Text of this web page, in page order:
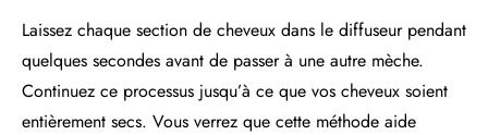
Laissez chaque section de cheveux dans le diffuseur pendant
quelques secondes avant de passer à une autre mèche.
Continuez ce processus jusqu’à ce que vos cheveux soient
entièrement secs. Vous verrez que cette méthode aide